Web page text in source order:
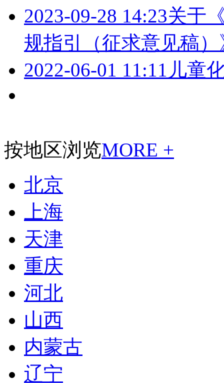
2023-09-28 14:23关于
规指引（征求意见稿
2022-06-01 11:11 儿童
按地区浏览MORE +
北京
上海
天津
重庆
河北
山西
内蒙古
辽宁